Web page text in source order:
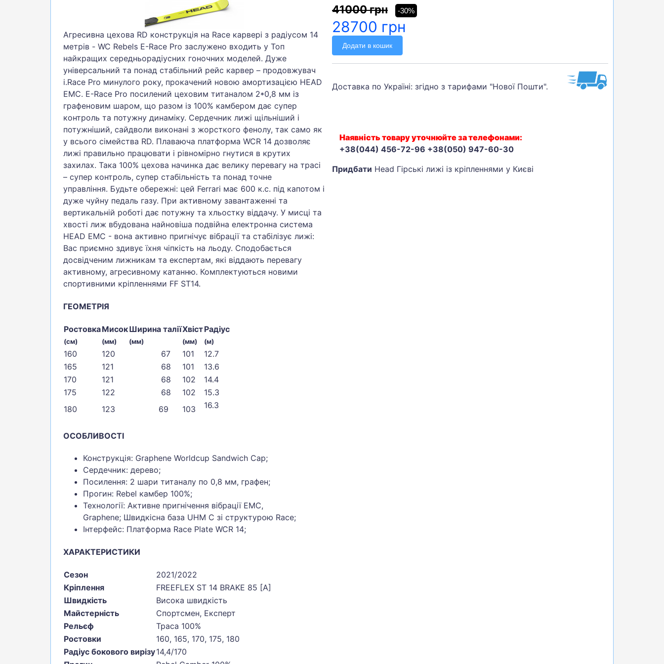
САМОКАТИ
ТЕНІС, БАДМІНТОН
ВОДНІ ВИДИ СПОРТУ
ТУРИЗМ
Агресивна цехова RD конструкція на Race карвері з радіусом 14
метрів - WC Rebels E-Race Pro заслужено входить у Топ
найкращих середньорадіусних гоночних моделей. Дуже
універсальний та понад стабільний рейс карвер – продовжувач
i.Race Pro минулого року, прокачений новою амортизацією HEAD
EMC. E-Race Pro посилений цеховим титаналом 2*0,8 мм із
графеновим шаром, що разом із 100% камбером дає супер
контроль та потужну динаміку. Сердечник лижі щільніший і
потужніший, сайдволи виконані з жорсткого фенолу, так само як
у всього сімейства RD. Плаваюча платформа WCR 14 дозволяє
лижі правильно працювати і рівномірно гнутися в крутих
захилах. Така 100% цехова начинка дає велику перевагу на трасі
– супер контроль, супер стабільність та понад точне
управління. Будьте обережні: цей Ferrari має 600 к.с. під капотом і
дуже чуйну педаль газу. При активному завантаженні та
вертикальній роботі дає потужну та хльостку віддачу. У мисці та
хвості лиж вбудована найновіша подвійна електронна система
HEAD EMC - вона активно пригнічує вібрації та стабілізує лижі:
Вас приємно здивує їхня чіпкість на льоду. Сподобається
досвідченим лижникам та експертам, які віддають перевагу
активному, агресивному катанню. Комплектуються новими
спортивними кріпленнями FF ST14.
ГЕОМЕТРІЯ
Ростовка
(см)
Мисок
(мм)
Ширина талії
(мм)
Хвіст
(мм)
Радіус
(м)
160 120 67 101
12.7
165
121 68 101
13.6
170
121 68 102
14.4
175
122 68 102
15.3
180
123 69 103 16.3
ОСОБЛИВОСТІ
Конструкція: Graphene Worldcup Sandwich Cap;
Сердечник: дерево;
Посилення: 2 шари титаналу по 0,8 мм, графен;
Прогин: Rebel камбер 100%;
Технології: Активне пригнічення вібрації EMC,
Graphene; Швидкісна база UHM C зі структурою Race;
Інтерфейс: Платформа Race Plate WCR 14;
ХАРАКТЕРИСТИКИ
Сезон
2021/2022
Кріплення
FREEFLEX ST 14 BRAKE 85 [A]
Швидкість
Висока швидкість
Майстерність
Спортсмен, Експерт
Рельєф
Траса 100%
Ростовки
160, 165, 170, 175, 180
Радіус бокового вирізу14,4/170
41000 грн -30%
28700 грн
Додати в кошик
Доставка по Україні: згідно з тарифами "Нової Пошти".
Наявність товару уточнюйте за телефонами:
+38(044) 456-72-96 +38(050) 947-60-30
Придбати Head Гірські лижі із кріпленнями у Києві